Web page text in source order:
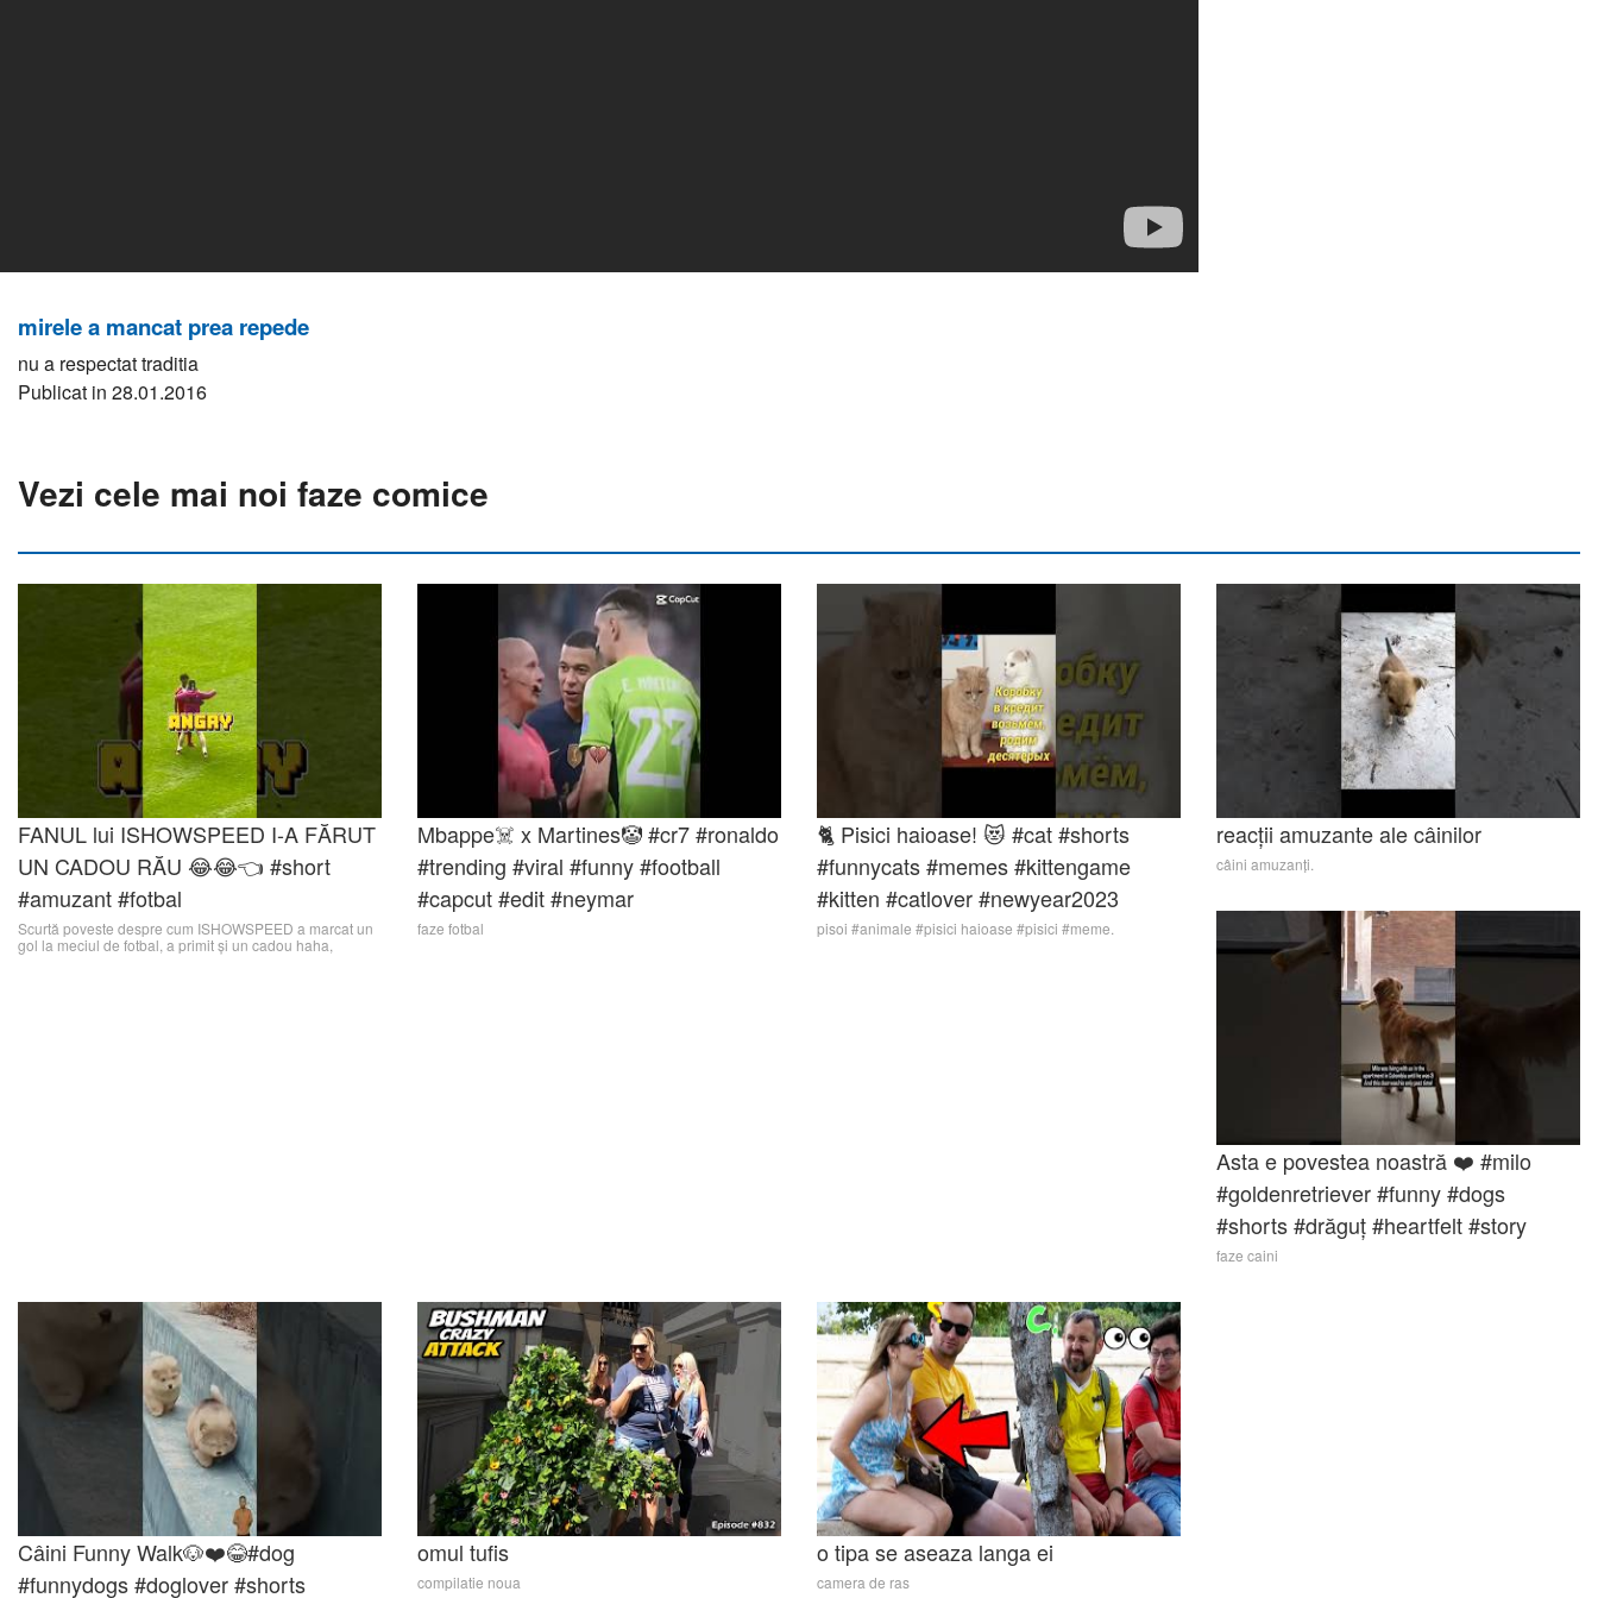
mirele a mancat prea repede
nu a respectat traditia
Publicat in 28.01.2016
Vezi cele mai noi faze comice
FANUL lui ISHOWSPEED I-A FĂRUT
UN CADOU RĂU 😂😂👈 #short
#amuzant #fotbal
Scurtă poveste despre cum ISHOWSPEED a marcat un
gol la meciul de fotbal, a primit și un cadou haha,
bucurați-vă.
Mbappe☠️ x Martines🤡 #cr7 #ronaldo
#trending #viral #funny #football
#capcut #edit #neymar
faze fotbal
🐈 Pisici haioase! 😻 #cat #shorts
#funnycats #memes #kittengame
#kitten #catlover #newyear2023
pisoi #animale #pisici haioase #pisici #meme.
reacții amuzante ale câinilor
câini amuzanți.
Asta e povestea noastră ❤️ #milo
#goldenretriever #funny #dogs
#shorts #drăguț #heartfelt #story
faze caini
Câini Funny Walk🐶❤️😂#dog
#funnydogs #doglover #shorts
omul tufis
compilatie noua
o tipa se aseaza langa ei
camera de ras